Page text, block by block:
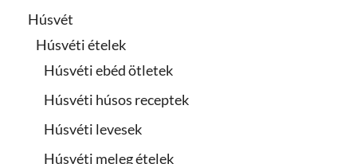
Húsvét
Húsvéti ételek
Húsvéti ebéd ötletek
Húsvéti húsos receptek
Húsvéti levesek
Húsvéti meleg ételek